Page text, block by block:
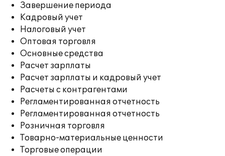
Завершение периода
Кадровый учет
Налоговый учет
Оптовая торговля
Основные средства
Расчет зарплаты
Расчет зарплаты и кадровый учет
Расчеты с контрагентами
Регламентированная отчетность
Регламентированная отчетность
Розничная торговля
Товарно-материальные ценности
Торговые операции